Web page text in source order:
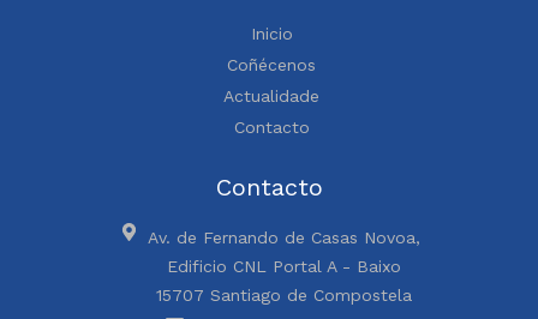
Inicio
Coñécenos
Actualidade
Contacto
Contacto
Av. de Fernando de Casas Novoa,
Edificio CNL Portal A - Baixo
15707 Santiago de Compostela